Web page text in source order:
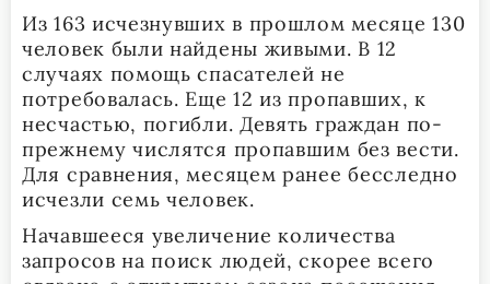
Из 163 исчезнувших в прошлом месяце 130
человек были найдены живыми. В 12
случаях помощь спасателей не
потребовалась. Еще 12 из пропавших, к
несчастью, погибли. Девять граждан по-
прежнему числятся пропавшим без вести.
Для сравнения, месяцем ранее бесследно
исчезли семь человек.
Начавшееся увеличение количества
запросов на поиск людей, скорее всего